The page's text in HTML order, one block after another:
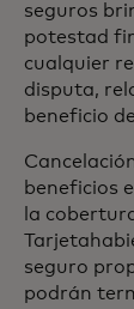
seguros
potestad
cualquier
disputa,
beneficio
beneficios
la
seguro
podrán